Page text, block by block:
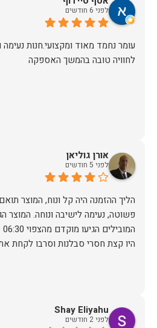
לפני 6 חודשים
עומר נחמד מאוד ומקצועי.חנות
לחוויה טובה בהמשך האספקה
אורן גוליאן
לפני 5 חודשים
הליך ההזמנה היה קל ונוח, המוצר
פשוטה, נעימה לישיבה ונוחה. המוצר
היו קצת חסרי סבלנות וסרבו לקחת
Shay Eliyahu
לפני 2 חודשים